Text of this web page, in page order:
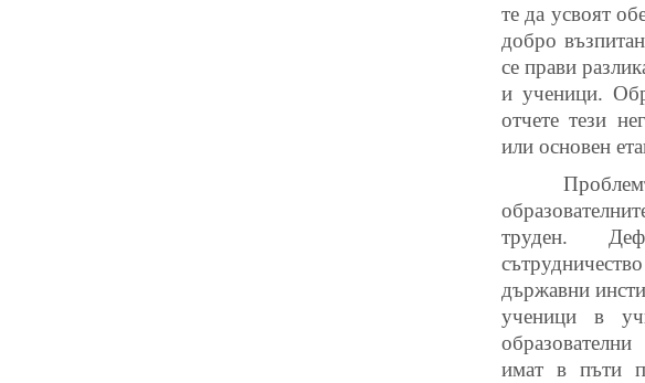
те да усвоят
добро
се прави
и ученици.
отчете тези
или основен
труден.
държавни
ученици в
имат в пъти